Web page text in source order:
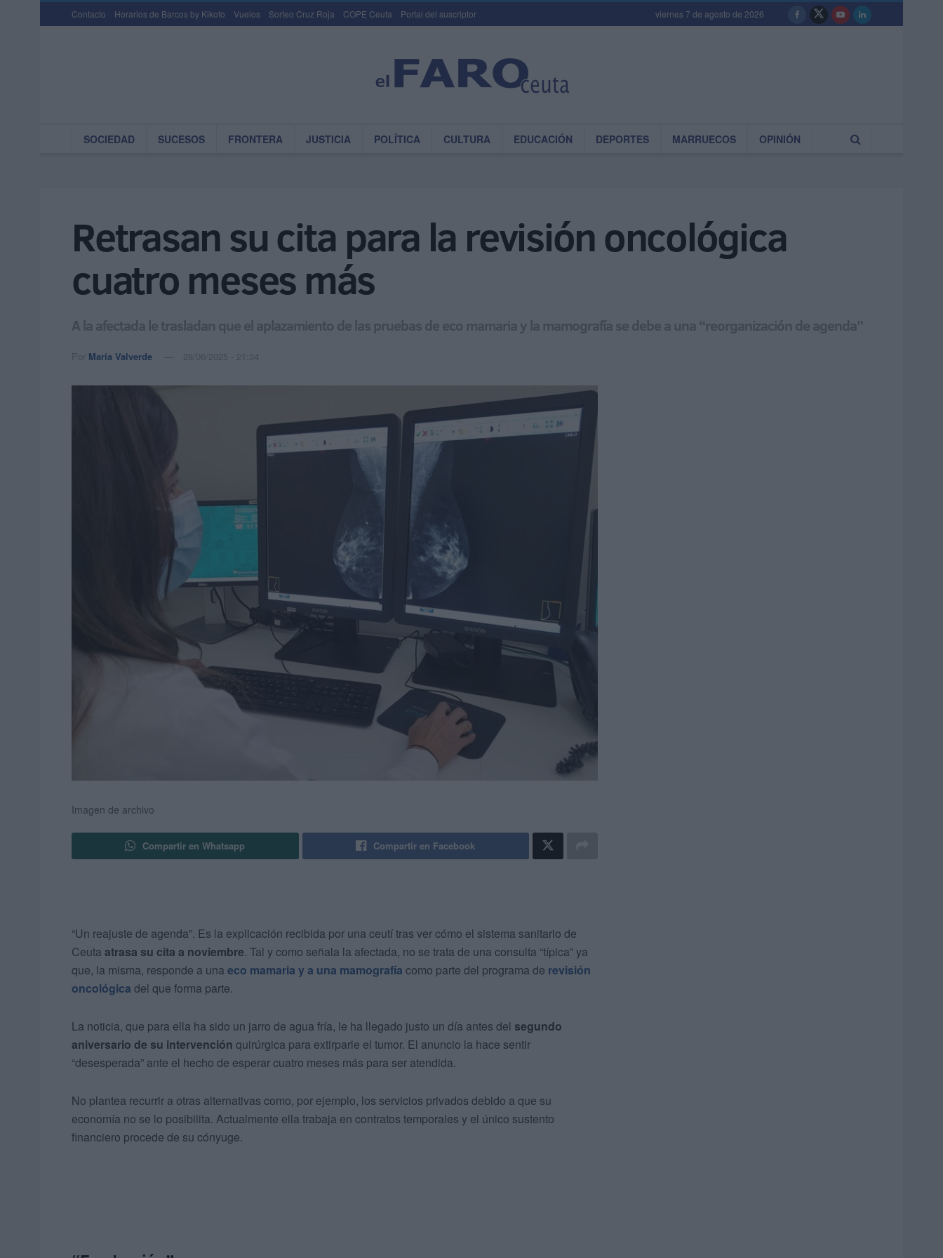
Contacto Horarios de Barcos by Kikoto Vuelos Sorteo Cruz Roja COPE Ceuta Portal del suscriptor viernes 7 de agosto de 2026
SOCIEDAD SUCESOS FRONTERA JUSTICIA POLÍTICA CULTURA EDUCACIÓN DEPORTES MARRUECOS OPINIÓN
Retrasan su cita para la revisión oncológica
cuatro meses más
A la afectada le trasladan que el aplazamiento de las pruebas de eco mamaria y la mamografía se debe a una “reorganización de agenda”
Por María Valverde 28/06/2025 - 21:34
Imagen de archivo
Compartir en Whatsapp Compartir en Facebook
“Un reajuste de agenda”. Es la explicación recibida por una ceutí tras ver cómo el sistema sanitario de
Ceuta atrasa su cita a noviembre. Tal y como señala la afectada, no se trata de una consulta “típica” ya
que, la misma, responde a una eco mamaria y a una mamografía como parte del programa de revisión
oncológica del que forma parte.
La noticia, que para ella ha sido un jarro de agua fría, le ha llegado justo un día antes del segundo
aniversario de su intervención quirúrgica para extirparle el tumor. El anuncio la hace sentir
“desesperada” ante el hecho de esperar cuatro meses más para ser atendida.
No plantea recurrir a otras alternativas como, por ejemplo, los servicios privados debido a que su
economía no se lo posibilita. Actualmente ella trabaja en contratos temporales y el único sustento
financiero procede de su cónyuge.